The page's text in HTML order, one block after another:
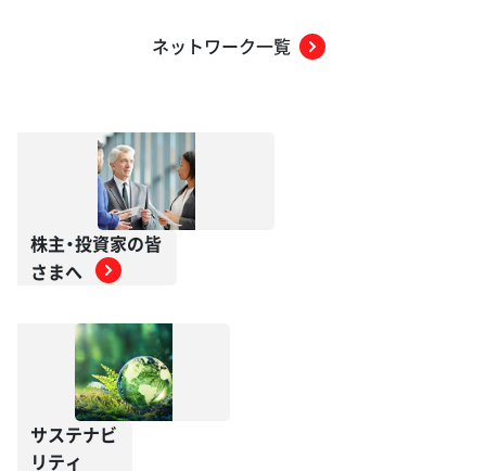
ネットワーク一覧
株主・投資家の皆
さまへ
サステナビ
リティ